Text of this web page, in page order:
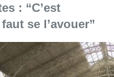
: “C’est
se l’avouer”